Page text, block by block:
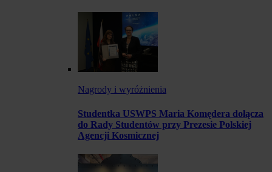
Nagrody i wyróżnienia
Studentka USWPS Maria Komędera dołącza
do Rady Studentów przy Prezesie Polskiej
Agencji Kosmicznej